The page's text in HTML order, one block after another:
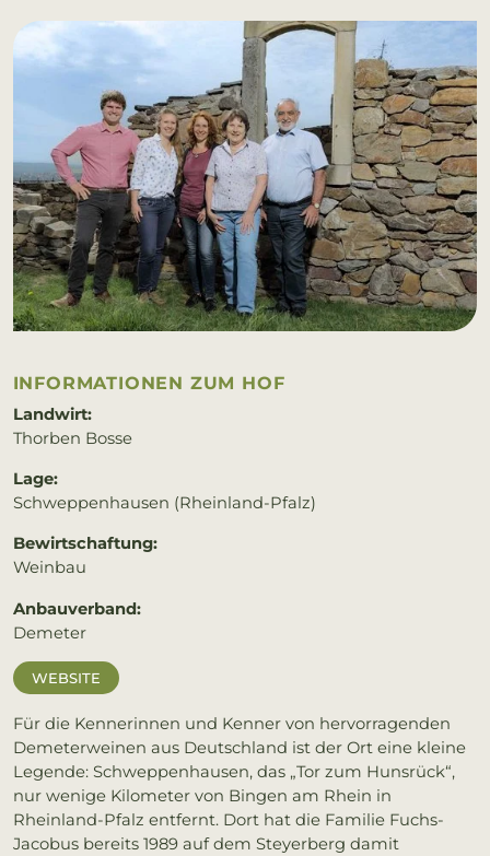
IN­FOR­MA­TIO­NEN ZUM HOF
Landwirt:
Thorben Bosse
Lage:
Schweppenhausen (Rheinland-Pfalz)
Bewirtschaftung:
Weinbau
Anbauverband:
Demeter
WEBSITE
Für die Kennerinnen und Kenner von hervorragenden
Demeterweinen aus Deutschland ist der Ort eine kleine
Legende: Schweppenhausen, das „Tor zum Hunsrück“,
nur wenige Kilometer von Bingen am Rhein in
Rheinland-Pfalz entfernt. Dort hat die Familie Fuchs-
Jacobus bereits 1989 auf dem Steyerberg damit